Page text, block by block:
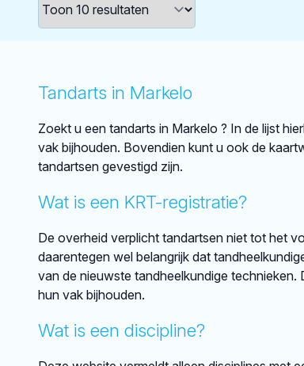
Tandarts in Markelo
Zoekt u een tandarts in Markelo ? In de lijst
vak bijhouden. Bovendien kunt u ook de
tandartsen gevestigd zijn.
Wat is een KRT-registratie?
De overheid verplicht tandartsen niet tot het
daarentegen wel belangrijk dat
van de nieuwste tandheelkundige
hun vak bijhouden.
Wat is een discipline?